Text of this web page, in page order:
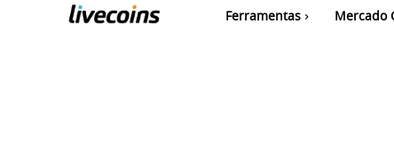
Ferramentas Mercado